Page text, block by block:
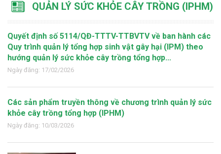
QUẢN LÝ SỨC KHỎE CÂY TRỒNG (IPHM)
Quyết định số 5114/QĐ-TTTV-TTBVTV về ban hành các
Quy trình quản lý tổng hợp sinh vật gây hại (IPM) theo
hướng quản lý sức khỏe cây trồng tổng hợp...
Ngày đăng: 17/02/2026
Các sản phẩm truyền thông về chương trình quản lý sức
khỏe cây trồng tổng hợp (IPHM)
Ngày đăng: 10/03/2026